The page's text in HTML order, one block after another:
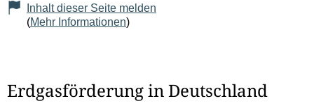
Inhalt dieser Seite melden
(Mehr Informationen)
Erdgasförderung in Deutschland